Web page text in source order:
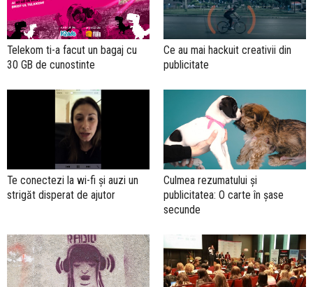
Telekom ti-a facut un bagaj cu
30 GB de cunostinte
Ce au mai hackuit creativii din
publicitate
Te conectezi la wi-fi și auzi un
strigăt disperat de ajutor
Culmea rezumatului și
publicitatea: O carte în șase
secunde